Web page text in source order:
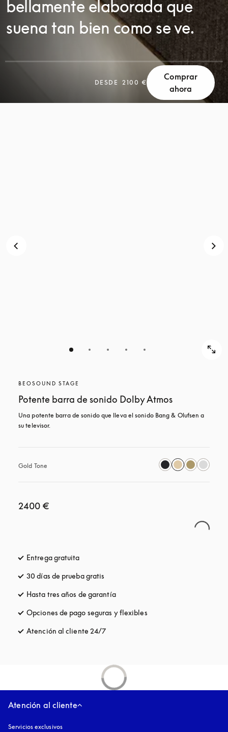
bellamente elaborada que
suena tan bien como se ve.
DESDE 2100 €
Comprar
ahora
BEOSOUND STAGE
Potente barra de sonido Dolby Atmos
Una potente barra de sonido que lleva el sonido Bang & Olufsen a
su televisor.
Gold Tone
2400 €
Entrega gratuita
30 días de prueba gratis
Hasta tres años de garantíaapertura en una pestaña nueva
Opciones de pago seguras y flexibles
Atención al cliente 24/7
Atención al cliente
Servicios exclusivos